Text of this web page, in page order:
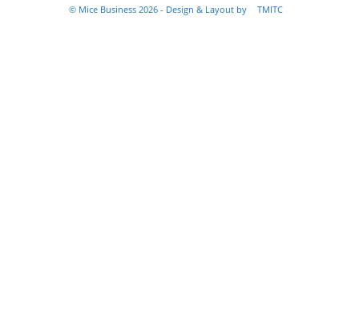
© Mice Business 2026 - Design & Layout by
TMITC